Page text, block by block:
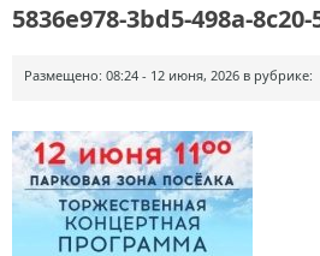
5836e978-3bd5-498a-
Размещено: 08:24 - 12 июня, 2026 в рубрике: